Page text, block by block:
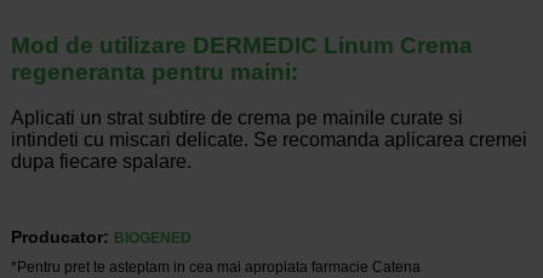
Mod de utilizare DERMEDIC Linum Crema
regeneranta pentru maini:
Aplicati un strat subtire de crema pe mainile curate si
intindeti cu miscari delicate. Se recomanda aplicarea cremei
dupa fiecare spalare.
Producator:
BIOGENED
*Pentru pret te asteptam in cea mai apropiata farmacie Catena